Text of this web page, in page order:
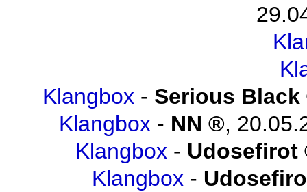
Klangbox - Serious Black
Klangbox - NN ,
Klangbox - Udosefirot
Klangbox -